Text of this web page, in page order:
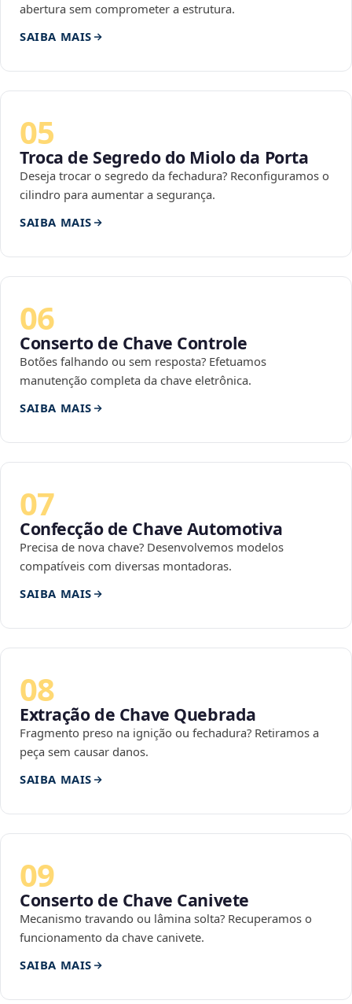
abertura sem comprometer a estrutura.
SAIBA MAIS
05
Troca de Segredo do Miolo da Porta
Deseja trocar o segredo da fechadura? Reconfiguramos o
cilindro para aumentar a segurança.
SAIBA MAIS
06
Conserto de Chave Controle
Botões falhando ou sem resposta? Efetuamos
manutenção completa da chave eletrônica.
SAIBA MAIS
07
Confecção de Chave Automotiva
Precisa de nova chave? Desenvolvemos modelos
compatíveis com diversas montadoras.
SAIBA MAIS
08
Extração de Chave Quebrada
Fragmento preso na ignição ou fechadura? Retiramos a
peça sem causar danos.
SAIBA MAIS
09
Conserto de Chave Canivete
Mecanismo travando ou lâmina solta? Recuperamos o
funcionamento da chave canivete.
SAIBA MAIS